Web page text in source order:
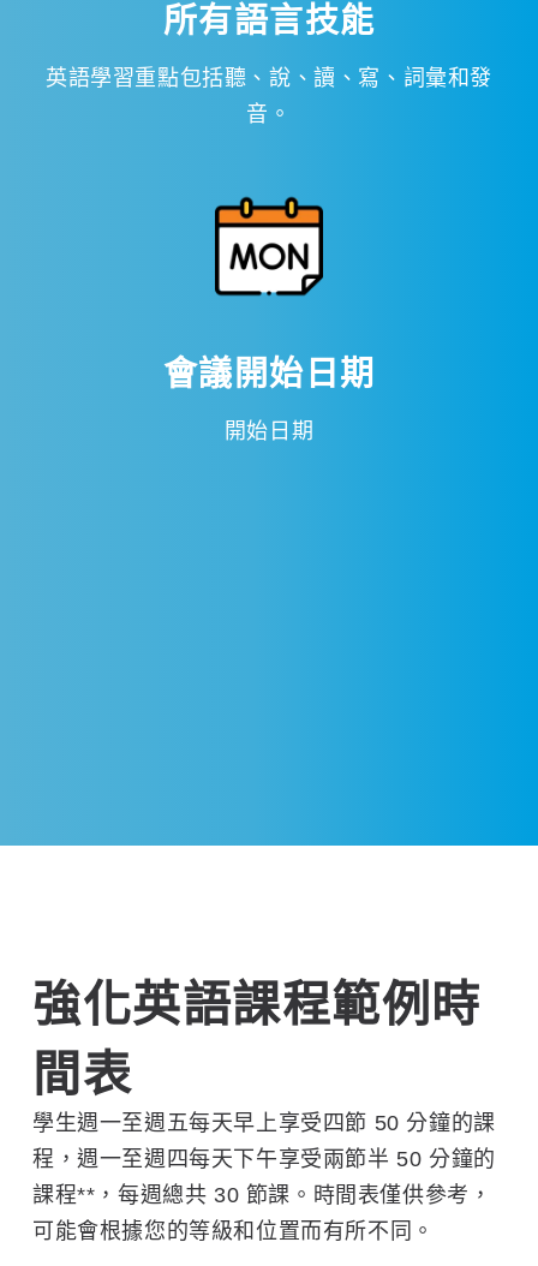
所有語言技能
英語學習重點包括聽、說、讀、寫、詞彙和發
音。
會議開始日期
開始日期
強化英語課程範例時
間表
學生週一至週五每天早上享受四節 50 分鐘的課
程，週一至週四每天下午享受兩節半 50 分鐘的
課程**，每週總共 30 節課。時間表僅供參考，
可能會根據您的等級和位置而有所不同。